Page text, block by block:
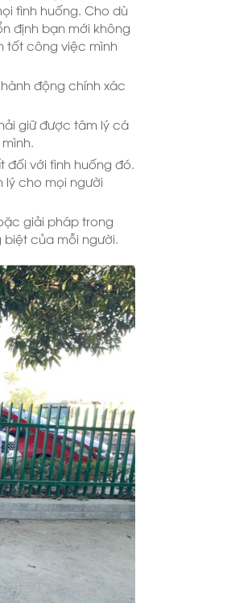
tình huống. Cho dù
định bạn mới không
tốt công việc mình
động chính xác
giữ được tâm lý cá
đối với tình huống đó.
lý cho mọi người
giải pháp trong
của mỗi người.